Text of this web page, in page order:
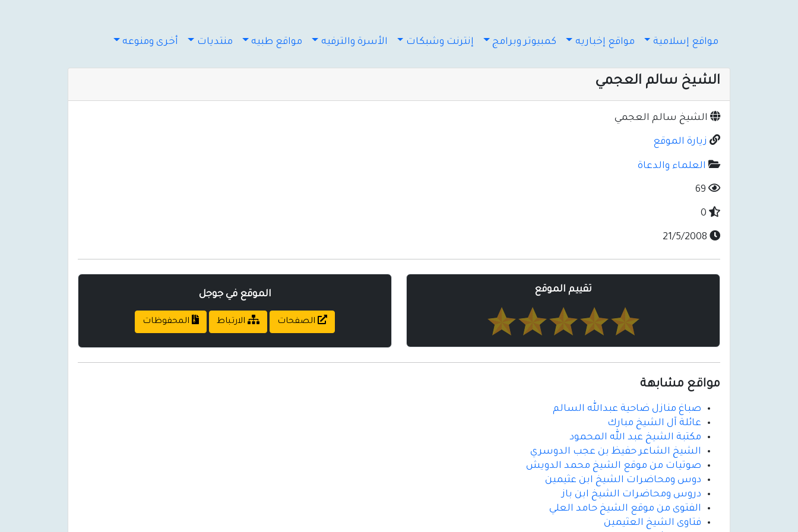
مواقع إسلامية مواقع إخباريه كمبيوتر وبرامج إنترنت وشبكات الأسرة والترفيه مواقع طبيه منتديات أخرى ومنوعه
الشيخ سالم العجمي
الشيخ سالم العجمي
زيارة الموقع
العلماء والدعاة
تقييم الموقع الموقع في جوجل
الصفحات الارتباط المحفوظات
مواقع مشابهة
صباغ منازل ضاحية عبدالله السالم
عائلة آل الشيخ مبارك
مكتبة الشيخ عبد الله المحمود
الشيخ الشاعر حفيظ بن عجب الدوسري
صوتيات من موقع الشيخ محمد الدويش
دوس ومحاضرات الشيخ ابن عثيمين
دروس ومحاضرات الشيخ ابن باز
الفتوى من موقع الشيخ حامد العلي
فتاوى الشيخ العثيمين